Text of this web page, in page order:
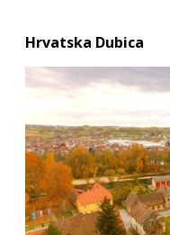
Hrvatska Dubica